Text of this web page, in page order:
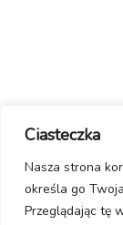
Ciasteczka
Nasza strona
określa go
Przeglądając tę